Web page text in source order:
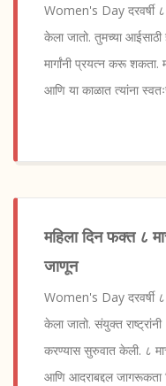
Women's Day दरवर्षी ८
केला जातो. तुमच्या
मार्गांनी प्रयत्न करू
आणि या काळात त्यांना
महिला दिन फक्त ८
जाणून
Women's Day दरवर्षी ८
केला जातो. संयुक्त
करण्यास सुरुवात केली. ८
आणि आदराबद्दल जागरूकता